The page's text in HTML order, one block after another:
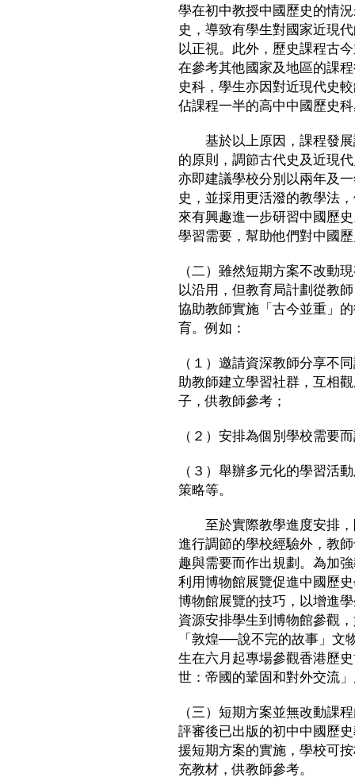
學在初中教授中國歷史的情
史，導致有學生對國家近現
以正視。此外，歷史課程古
在參考其他國家及地區的課
史科，學生亦因對近現代史
佔課程一半的高中中國歷史
基於以上原因，課程發展
的原則，調節古代史及近現
亦即建議學校分別以兩年及
史，並採用更活潑的教學法
來有興趣進一步研習中國歷
學習需要，幫助他們對中國
（二）雖然短期方案不改動
以沿用，但教育局計劃從教
協助教師實施「古今並重」
育。例如：
（１）邀請資深教師分享不
助教師建立學習社群，互相
子，供教師參考；
（２）安排為個別學校需要
（３）舉辦多元化的學習活
策略等。
至於實際教學進度安排，
進行調節的學校經驗外，教
趣與需要而作出規劃。為加
利用博物館展覽促進中國歷
博物館展覽的技巧，以增進
資源安排學生到博物館參觀
「敦煌──說不完的故事」文
生在六月起專場參觀香港歷
世：帝國的鞏固和對外交流
（三）短期方案並無改動課
評審後已出版的初中中國歷
援短期方案的實施，學校可
充教材，供教師參考。